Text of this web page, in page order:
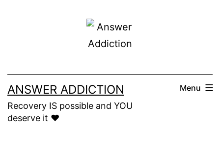
ANSWER ADDICTION
Recovery IS possible and YOU
deserve it ❤️
Menu